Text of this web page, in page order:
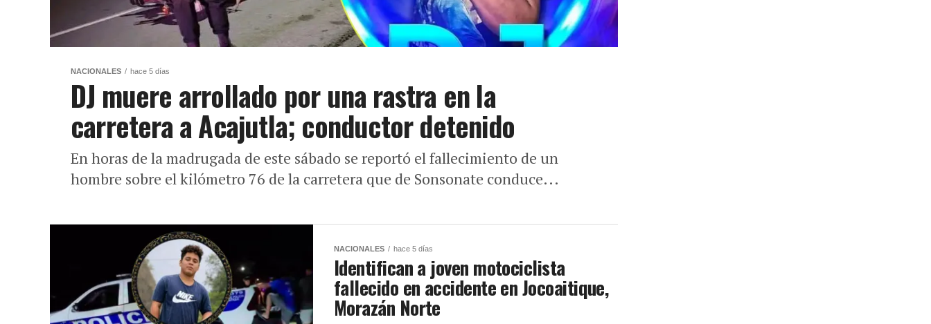
NACIONALES hace 5 días
DJ muere arrollado por una rastra en la
carretera a Acajutla; conductor detenido
En horas de la madrugada de este sábado se reportó el fallecimiento de un
hombre sobre el kilómetro 76 de la carretera que de Sonsonate conduce...
NACIONALES hace 5 días
Identifican a joven motociclista
fallecido en accidente en Jocoaitique,
Morazán Norte